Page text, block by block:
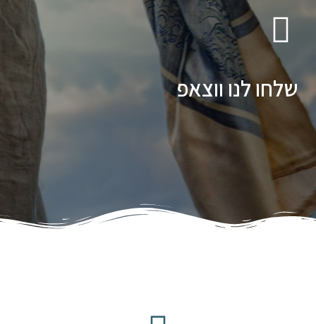
שלחו לנו ווצאפ